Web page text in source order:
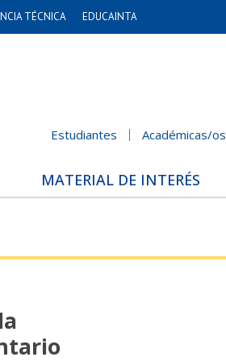
TÉCNICA EDUCAINTA
Estudiantes Académicas/os
MATERIAL DE INTERÉS